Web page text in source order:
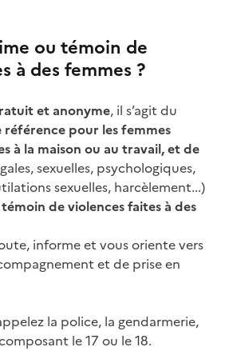
ou témoin de
à des femmes ?
et anonyme, il s’agit du
pour les femmes
à la maison ou au travail, et de
sexuelles, psychologiques,
sexuelles, harcèlement...)
de violences faites à des
informe et vous oriente vers
et de prise en
la police, la gendarmerie,
le 17 ou le 18.